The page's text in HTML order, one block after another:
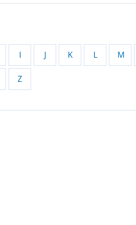
I J K L M
Z